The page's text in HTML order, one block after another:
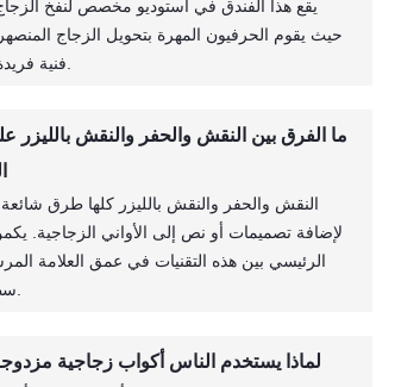
يقع هذا الفندق في استوديو مخصص لنفخ الزجاج
حيث يقوم الحرفيون المهرة بتحويل الزجاج
ما الفرق بين النقش والحفر والنقش بالليزر
النقش والحفر والنقش بالليزر كلها طرق شائعة
لإضافة تصميمات أو نص إلى الأواني الزجاجية.
الرئيسي بين هذه التقنيات في عمق العلامة
لماذا يستخدم الناس أكواب زجاجية